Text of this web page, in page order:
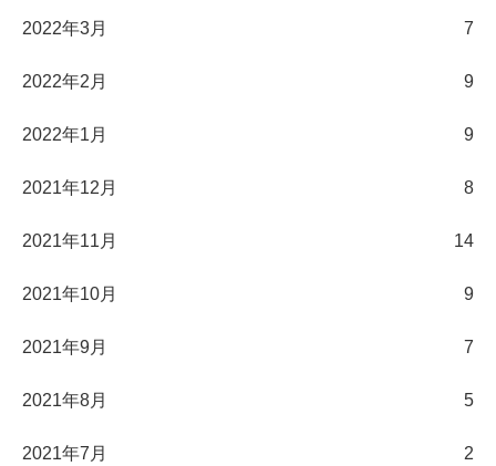
2022年3月 7
2022年2月 9
2022年1月 9
2021年12月 8
2021年11月 14
2021年10月 9
2021年9月 7
2021年8月 5
2021年7月 2